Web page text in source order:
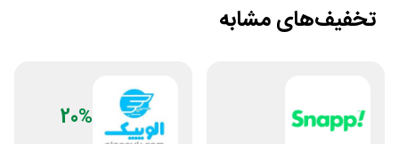
تخفیف‌های مشابه
20%